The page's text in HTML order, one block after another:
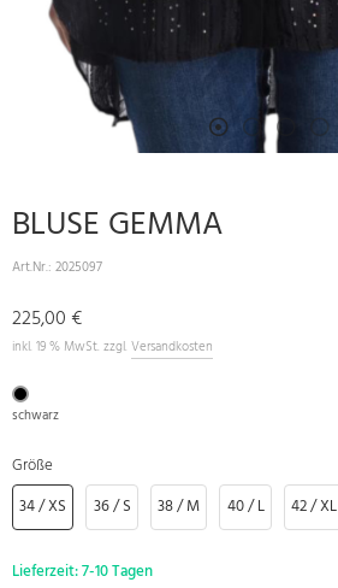
BLUSE GEMMA
Art.Nr.: 2025097
225,00 €
inkl. 19 % MwSt. zzgl. Versandkosten
schwarz
Größe
34 / XS
36 / S 38 / M 40 / L 42 / XL
Lieferzeit:7-10 Tagen